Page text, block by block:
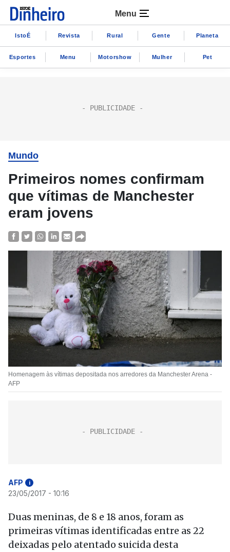
Menu
IstoÉ Revista Rural Gente Planeta
Esportes Menu Motorshow Mulher Pet
Mundo
Primeiros nomes confirmam
que vítimas de Manchester
eram jovens
Homenagem às vítimas depositada nos arredores da Manchester Arena -
AFP
AFP i
23/05/2017 - 10:16
Duas meninas, de 8 e 18 anos, foram as
primeiras vítimas identificadas entre as 22
deixadas pelo atentado suicida desta